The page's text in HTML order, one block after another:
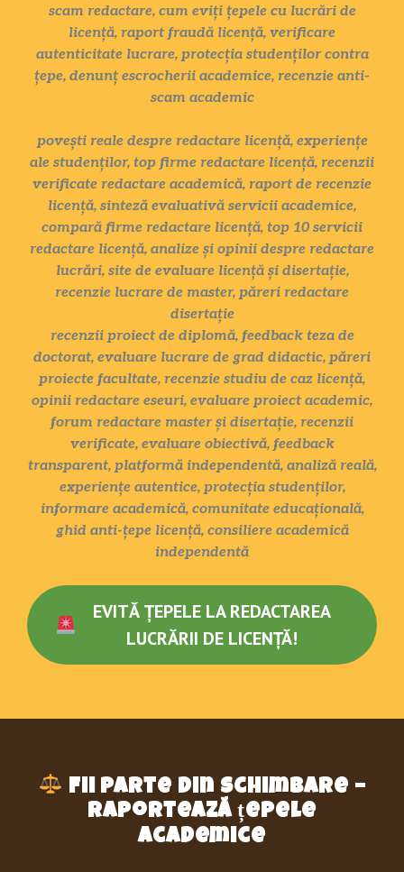
scam redactare, cum eviți țepele cu lucrări de
licență, raport fraudă licență, verificare
autenticitate lucrare, protecția studenților contra
țepe, denunț escrocherii academice, recenzie anti-
scam academic
povești reale despre redactare licență, experiențe
ale studenților, top firme redactare licență, recenzii
verificate redactare academică, raport de recenzie
licență, sinteză evaluativă servicii academice,
compară firme redactare licență, top 10 servicii
redactare licență, analize și opinii despre redactare
lucrări, site de evaluare licență și disertație,
recenzie lucrare de master, păreri redactare
disertație
recenzii proiect de diplomă, feedback teza de
doctorat, evaluare lucrare de grad didactic, păreri
proiecte facultate, recenzie studiu de caz licență,
opinii redactare eseuri, evaluare proiect academic,
forum redactare master și disertație, recenzii
verificate, evaluare obiectivă, feedback
transparent, platformă independentă, analiză reală,
experiențe autentice, protecția studenților,
informare academică, comunitate educațională,
ghid anti-țepe licență, consiliere academică
independentă
EVITĂ ȚEPELE LA REDACTAREA
LUCRĂRII DE LICENȚĂ!
Fii parte din schimbare –
raportează țepele
academice